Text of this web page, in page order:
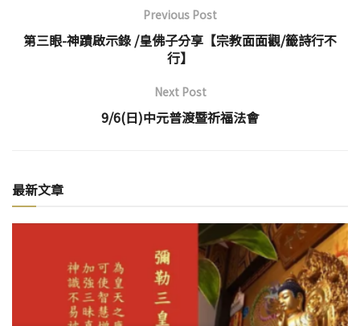
Previous Post
第三眼-神蹟啟示錄 /皇佛子分享【宗教面面觀/籤詩行不
行】
Next Post
9/6(日)中元普渡暨祈福法會
最新文章